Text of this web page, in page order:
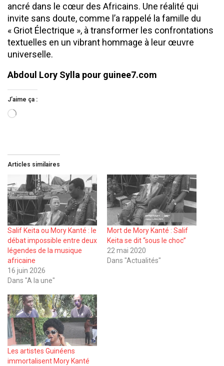
ancré dans le cœur des Africains. Une réalité qui
invite sans doute, comme l’a rappelé la famille du
« Griot Électrique », à transformer les confrontations
textuelles en un vibrant hommage à leur œuvre
universelle.
Abdoul Lory Sylla pour guinee7.com
J’aime ça :
Chargement…
Articles similaires
Salif Keita ou Mory Kanté : le
débat impossible entre deux
légendes de la musique
africaine
16 juin 2026
Dans "A la une"
Mort de Mory Kanté : Salif
Keita se dit ‘‘sous le choc’’
22 mai 2020
Dans "Actualités"
Les artistes Guinéens
immortalisent Mory Kanté